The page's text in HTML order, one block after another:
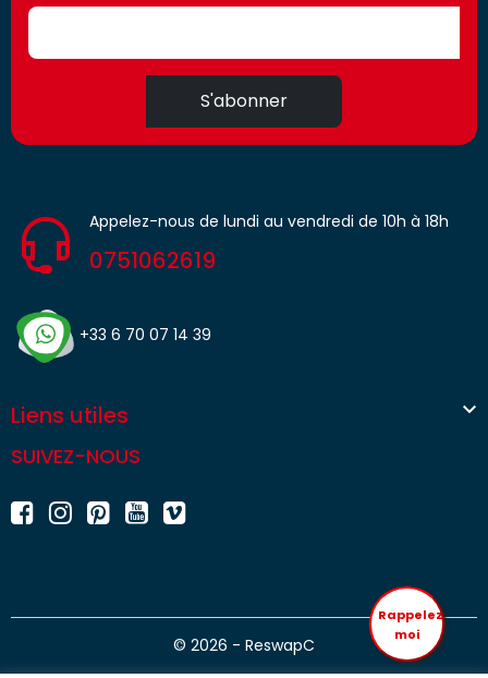
S'abonner
Appelez-nous de lundi au vendredi de 10h à 18h
0751062619
+33 6 70 07 14 39
Liens utiles 
SUIVEZ-NOUS
© 2026 - ReswapC
Rappelez
moi